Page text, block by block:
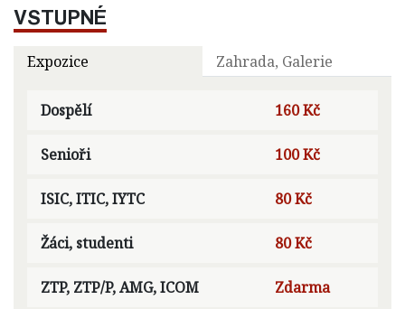
VSTUPNÉ
Expozice Zahrada, Galerie
Dospělí 160 Kč
Senioři 100 Kč
ISIC, ITIC, IYTC 80 Kč
Žáci, studenti 80 Kč
ZTP, ZTP/P, AMG, ICOM Zdarma